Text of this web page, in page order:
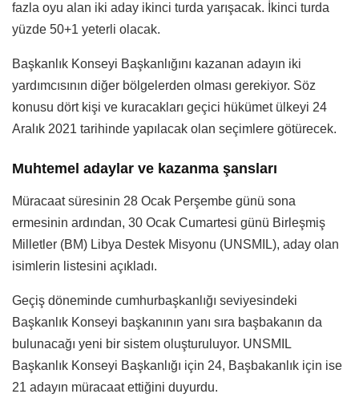
fazla oyu alan iki aday ikinci turda yarışacak. İkinci turda
yüzde 50+1 yeterli olacak.
Başkanlık Konseyi Başkanlığını kazanan adayın iki
yardımcısının diğer bölgelerden olması gerekiyor. Söz
konusu dört kişi ve kuracakları geçici hükümet ülkeyi 24
Aralık 2021 tarihinde yapılacak olan seçimlere götürecek.
Muhtemel adaylar ve kazanma şansları
Müracaat süresinin 28 Ocak Perşembe günü sona
ermesinin ardından, 30 Ocak Cumartesi günü Birleşmiş
Milletler (BM) Libya Destek Misyonu (UNSMIL), aday olan
isimlerin listesini açıkladı.
Geçiş döneminde cumhurbaşkanlığı seviyesindeki
Başkanlık Konseyi başkanının yanı sıra başbakanın da
bulunacağı yeni bir sistem oluşturuluyor. UNSMIL
Başkanlık Konseyi Başkanlığı için 24, Başbakanlık için ise
21 adayın müracaat ettiğini duyurdu.